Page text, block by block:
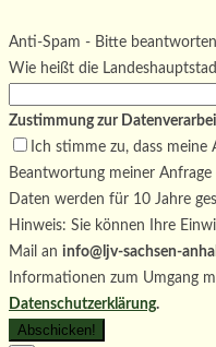
Bitte lasse dieses Feld leer.
Anti-Spam - Bitte
Wie heißt die
Zustimmung zur
Ich stimme zu, dass
Beantwortung meiner
Daten werden für 10 Jahre
Hinweis: Sie können Ihre
Mail an info@ljv-sachsen-
Informationen zum Umgang
Datenschutzerklärung.